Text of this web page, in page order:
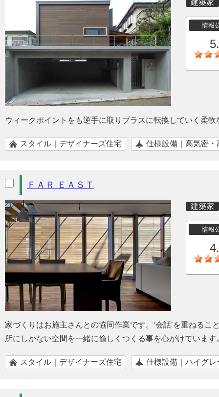
建築家
情報
ウィークポイントをも逆手に取りプラスに転換していく柔
スタイル｜デザイナーズ住宅 仕様設備｜高気密・
ＦＡＲ ＥＡＳＴ
建築家
情報
家づくりはお施主さんとの協同作業です。‘会話’を重ねる
所にしかない空間を一緒に愉しくつくる事を心がけています
スタイル｜デザイナーズ住宅 仕様設備｜ハイグレ